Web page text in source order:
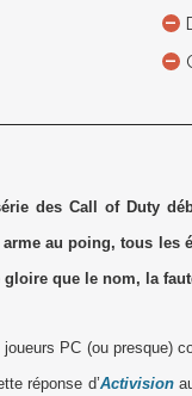
des Call of Duty
au poing, tous
que le nom, la
joueurs PC (ou presque)
réponse d’Activision